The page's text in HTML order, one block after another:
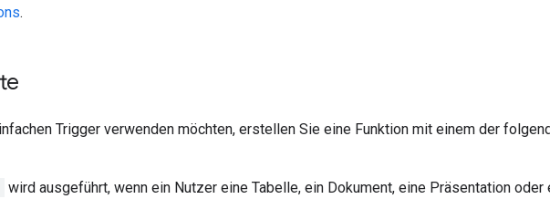
.
Trigger verwenden möchten, erstellen Sie eine Funktion mit einem der
wird ausgeführt, wenn ein Nutzer eine Tabelle, ein Dokument, eine Präsentation oder